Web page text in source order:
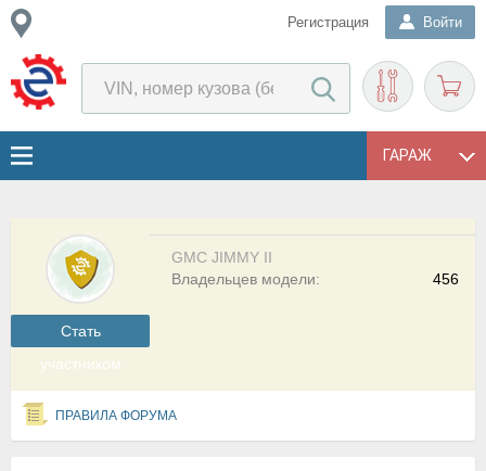
Регистрация Войти
ГАРАЖ
Cтать
участником
GMC JIMMY II
456
Владельцев модели:
ПРАВИЛА ФОРУМА